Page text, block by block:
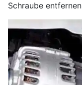
Schraube entfernen